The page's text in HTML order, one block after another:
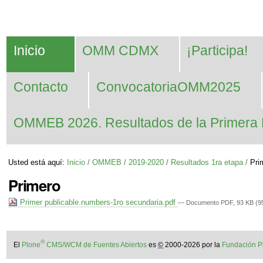
contenido.
Saltar
navegación
Inicio OMM CDMX ¡Participa!
Contacto ConvocatoriaOMM2025
OMMEB 2026. Resultados de la Primera
Usted está aquí: Inicio /OMMEB /2019-2020 / Resultados 1ra etapa /
Primero
Primer publicable.numbers-1ro secundaria.pdf— Documento PDF, 93 KB
El Plone®CMS/WCM de Fuentes Abiertos es© 2000-2026 por la Fundación